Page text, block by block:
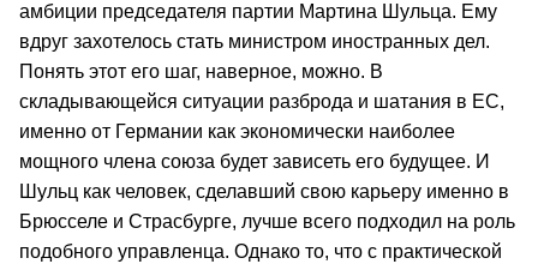
амбиции председателя партии Мартина Шульца. Ему
вдруг захотелось стать министром иностранных дел.
Понять этот его шаг, наверное, можно. В
складывающейся ситуации разброда и шатания в ЕС,
именно от Германии как экономически наиболее
мощного члена союза будет зависеть его будущее. И
Шульц как человек, сделавший свою карьеру именно в
Брюсселе и Страсбурге, лучше всего подходил на роль
подобного управленца. Однако то, что с практической